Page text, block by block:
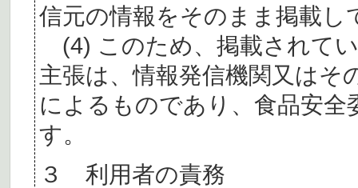
信元の情報をそのまま掲載し
(4) このため、掲載されて
主張は、情報発信機関又はそ
によるものであり、食品安
す。
３ 利用者の責務